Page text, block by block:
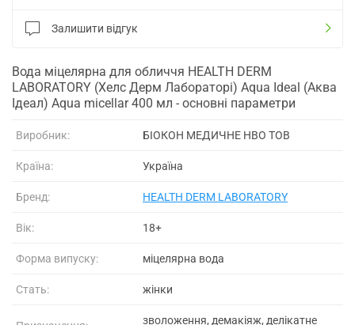
Залишити відгук
Вода міцелярна для обличчя HEALTH DERM
LABORATORY (Хелс Дерм Лабораторі) Aqua Ideal (Аква
Ідеал) Aqua micellar 400 мл - основні параметри
Виробник: БІОКОН МЕДИЧНЕ НВО ТОВ
Країна: Україна
Бренд: HEALTH DERM LABORATORY
Вік: 18+
Форма випуску: міцелярна вода
Стать: жінки
зволоження, демакіяж, делікатне